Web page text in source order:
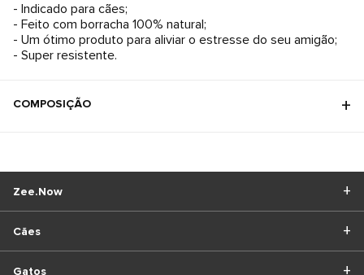
- Indicado para cães;
- Feito com borracha 100% natural;
- Um ótimo produto para aliviar o estresse do seu amigão;
- Super resistente.
COMPOSIÇÃO
Cães
Gatos
Zee.Now